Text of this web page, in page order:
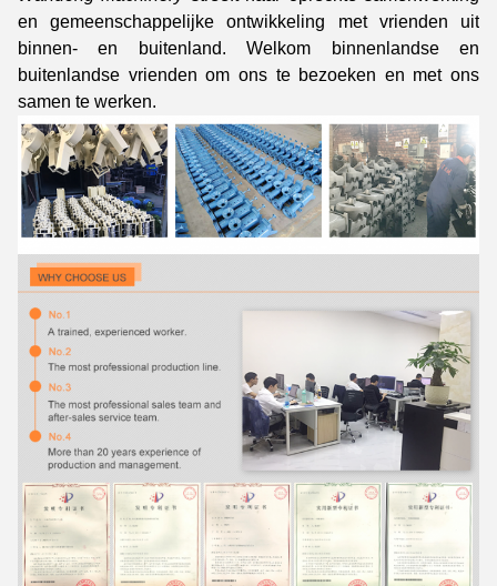
en gemeenschappelijke ontwikkeling met vrienden uit
binnen- en buitenland. Welkom binnenlandse en
buitenlandse vrienden om ons te bezoeken en met ons
samen te werken.